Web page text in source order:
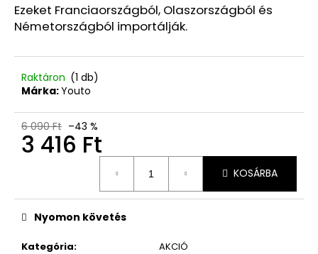
Ezeket Franciaországból, Olaszországból és
Németországból importálják.
Raktáron (1 db)
Márka:Youto
6 090 Ft –43 %
3 416 Ft
KOSÁRBA
Kategória: AKCIÓ
Nyomon követés